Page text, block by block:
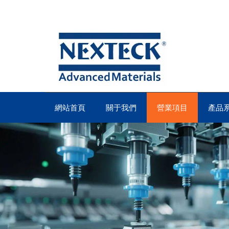
網站首頁 關于我們 營業項目 產品